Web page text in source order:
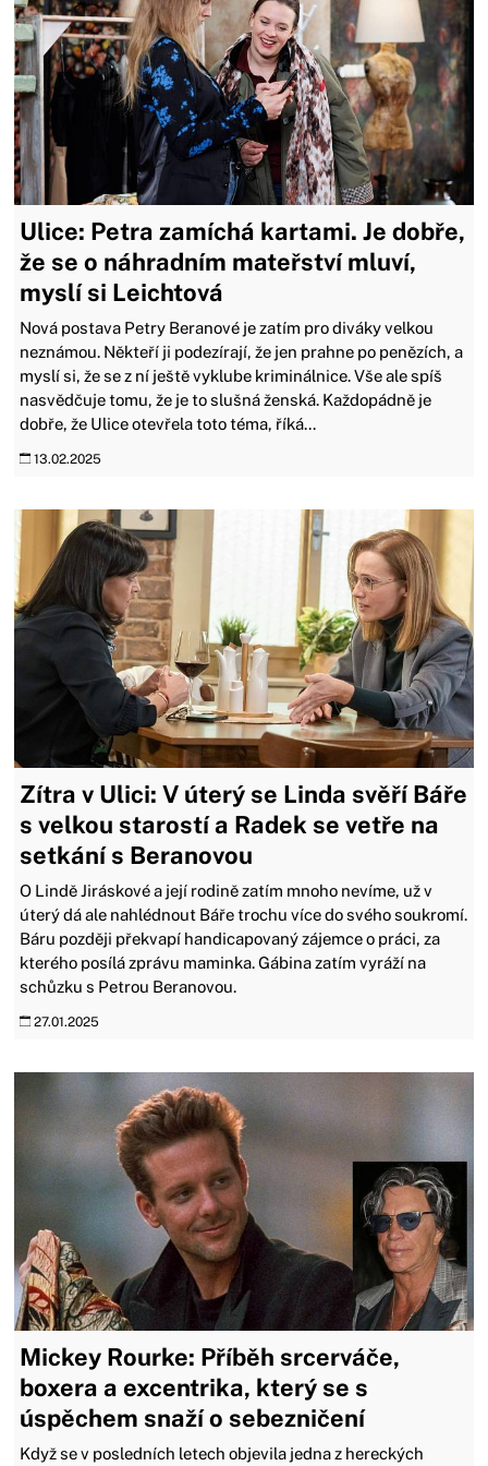
Ulice: Petra zamíchá kartami. Je dobře,
že se o náhradním mateřství mluví,
myslí si Leichtová
Nová postava Petry Beranové je zatím pro diváky velkou
neznámou. Někteří ji podezírají, že jen prahne po penězích, a
myslí si, že se z ní ještě vyklube kriminálnice. Vše ale spíš
nasvědčuje tomu, že je to slušná ženská. Každopádně je
dobře, že Ulice otevřela toto téma, říká...
13.02.2025
Zítra v Ulici: V úterý se Linda svěří Báře
s velkou starostí a Radek se vetře na
setkání s Beranovou
O Lindě Jiráskové a její rodině zatím mnoho nevíme, už v
úterý dá ale nahlédnout Báře trochu více do svého soukromí.
Báru později překvapí handicapovaný zájemce o práci, za
kterého posílá zprávu maminka. Gábina zatím vyráží na
schůzku s Petrou Beranovou.
27.01.2025
Mickey Rourke: Příběh srcerváče,
boxera a excentrika, který se s
úspěchem snaží o sebezničení
Když se v posledních letech objevila jedna z hereckých